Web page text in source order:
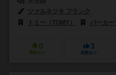
ツァルネツキ フランク
トミー（TOMY）
パーカ
0
興味あり
3
経験あり